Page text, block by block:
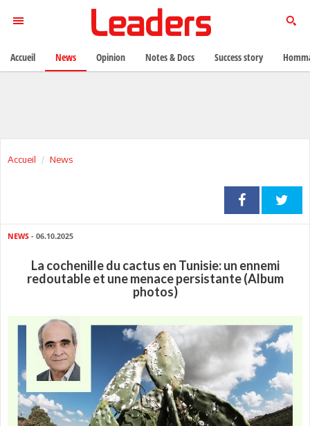
Accueil News
NEWS - 06.10.2025
La cochenille du cactus en Tunisie: un ennemi
redoutable et une menace persistante (Album
photos)
Accueil News Opinion Notes & Docs Success story